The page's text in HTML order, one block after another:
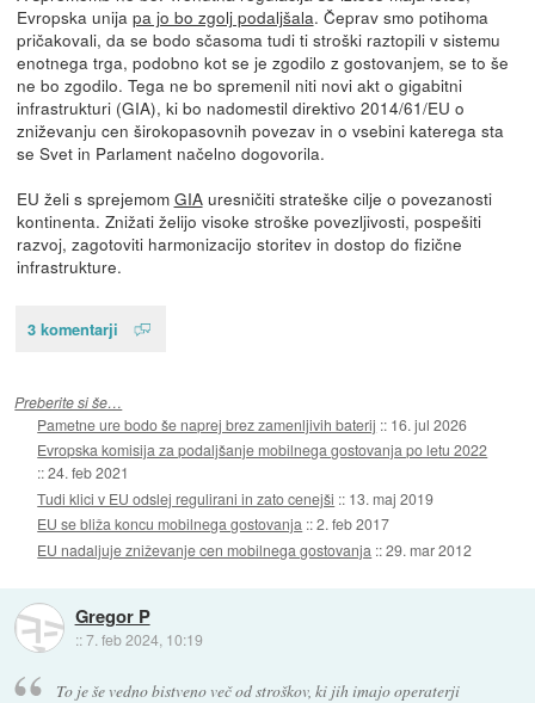
Evropska unija pa jo bo zgolj podaljšala. Čeprav smo potihoma
pričakovali, da se bodo sčasoma tudi ti stroški raztopili v sistemu
enotnega trga, podobno kot se je zgodilo z gostovanjem, se to še
ne bo zgodilo. Tega ne bo spremenil niti novi akt o gigabitni
infrastrukturi (GIA), ki bo nadomestil direktivo 2014/61/EU o
zniževanju cen širokopasovnih povezav in o vsebini katerega sta
se Svet in Parlament načelno dogovorila.
EU želi s sprejemom GIAuresničiti strateške cilje o povezanosti
kontinenta. Znižati želijo visoke stroške povezljivosti, pospešiti
razvoj, zagotoviti harmonizacijo storitev in dostop do fizične
infrastrukture.
3 komentarji
Preberite si še…
Pametne ure bodo še naprej brez zamenljivih baterij :: 16. jul 2026
Evropska komisija za podaljšanje mobilnega gostovanja po letu 2022
::24. feb 2021
Tudi klici v EU odslej regulirani in zato cenejši :: 13. maj 2019
EU se bliža koncu mobilnega gostovanja ::2. feb 2017
EU nadaljuje zniževanje cen mobilnega gostovanja ::29. mar 2012
Gregor P
::7. feb 2024, 10:19
To je še vedno bistveno več od stroškov, ki jih imajo operaterji